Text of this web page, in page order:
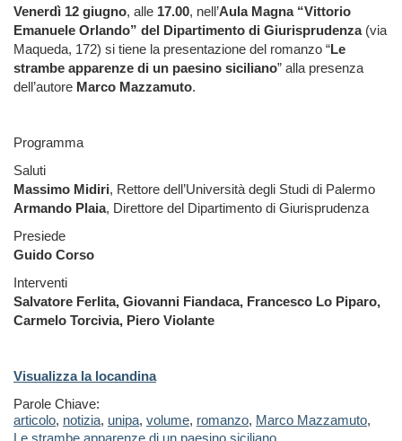
Venerdì 12 giugno, alle 17.00, nell’Aula Magna “Vittorio
Emanuele Orlando” del Dipartimento di Giurisprudenza(via
Maqueda, 172) si tiene la presentazione del romanzo “Le
strambe apparenze di un paesino siciliano” alla presenza
dell’autore Marco Mazzamuto.
Programma
Saluti
Massimo Midiri, Rettore dell’Università degli Studi di Palermo
Armando Plaia, Direttore del Dipartimento di Giurisprudenza
Presiede
Guido Corso
Interventi
Salvatore Ferlita, Giovanni Fiandaca, Francesco Lo Piparo,
Carmelo Torcivia, Piero Violante
Visualizza la locandina
Parole Chiave:
articolo, notizia, unipa, volume, romanzo, Marco Mazzamuto,